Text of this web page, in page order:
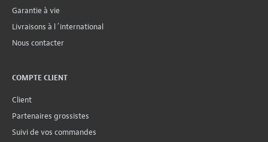
Garantie à vie
Livraisons à l´international
Nous contacter
COMPTE CLIENT
Client
Partenaires grossistes
Suivi de vos commandes